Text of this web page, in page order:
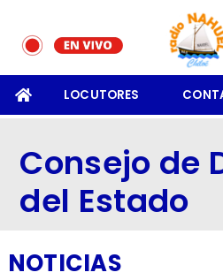
LOCUTORES
Consejo de
del Estado
NOTICIAS